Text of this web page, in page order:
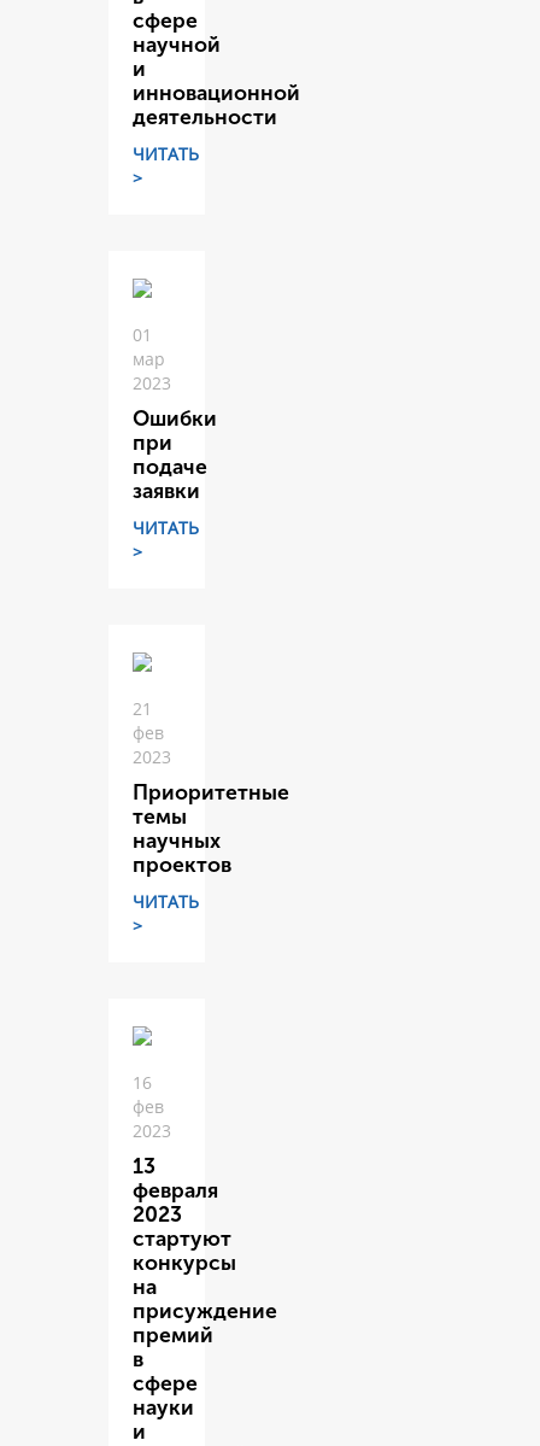
сфере
научной
и
инновационной
деятельности
ЧИТАТЬ
>
01
мар
2023
Ошибки
при
подаче
заявки
ЧИТАТЬ
>
21
фев
2023
Приоритетные
темы
научных
проектов
ЧИТАТЬ
>
16
фев
2023
13
февраля
2023
стартуют
конкурсы
на
присуждение
премий
в
сфере
науки
и